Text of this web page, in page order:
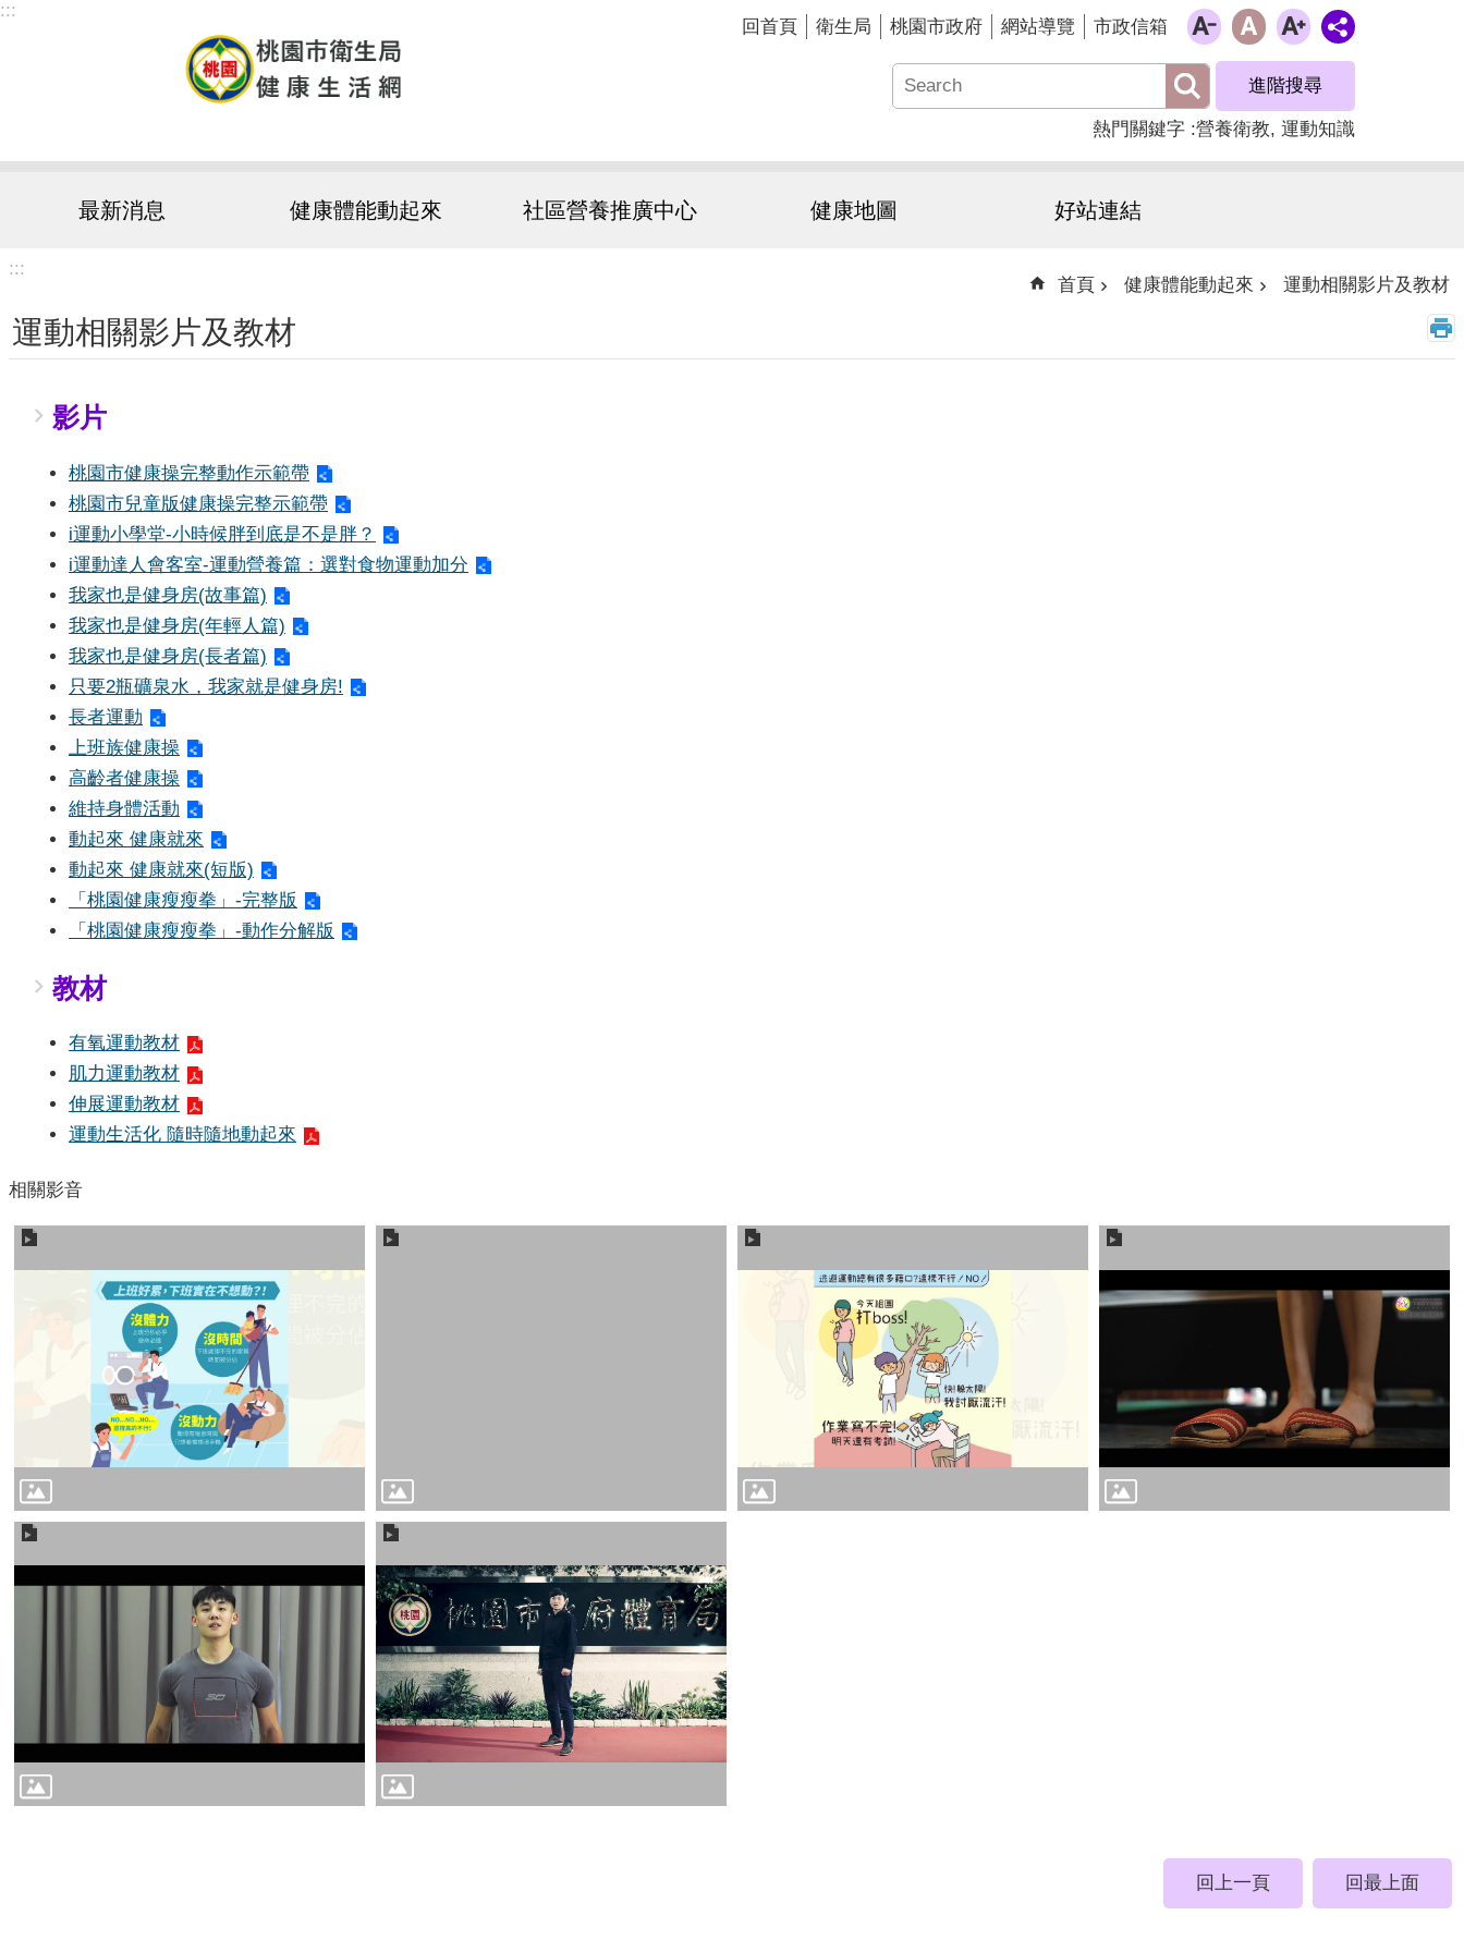
跳到主要內容區塊
:::
回首頁 衛生局 桃園市政府 網站導覽 市政信箱
進階搜尋
熱門關鍵字 營養衛教 運動知識
最新消息 健康體能動起來 社區營養推廣中心 健康地圖 好站連結
:::
首頁 健康體能動起來 運動相關影片及教材
運動相關影片及教材
影片
桃園市健康操完整動作示範帶
桃園市兒童版健康操完整示範帶
i運動小學堂-小時候胖到底是不是胖？
i運動達人會客室-運動營養篇：選對食物運動加分
我家也是健身房(故事篇)
我家也是健身房(年輕人篇)
我家也是健身房(長者篇)
只要2瓶礦泉水，我家就是健身房!
長者運動
上班族健康操
高齡者健康操
維持身體活動
動起來 健康就來
動起來 健康就來(短版)
「桃園健康瘦瘦拳」-完整版
「桃園健康瘦瘦拳」-動作分解版
教材
有氧運動教材
肌力運動教材
伸展運動教材
運動生活化 隨時隨地動起來
相關影音
回上一頁 回最上面